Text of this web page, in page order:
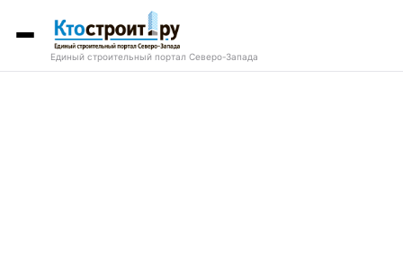
Единый строительный портал Северо-Запада